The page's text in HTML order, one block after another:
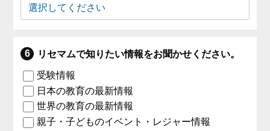
リセマムで知りたい情報をお聞かせください。
受験情報
日本の教育の最新情報
世界の教育の最新情報
親子・子どものイベント・レジャー情報